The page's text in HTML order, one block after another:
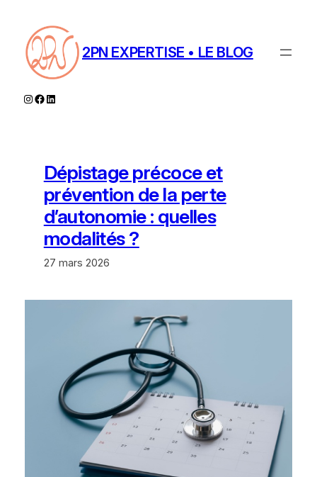
contenu
2PN EXPERTISE • LE BLOG
Instagram
Facebook
LinkedIn
Dépistage précoce et
prévention de la perte
d’autonomie : quelles
modalités ?
27 mars 2026